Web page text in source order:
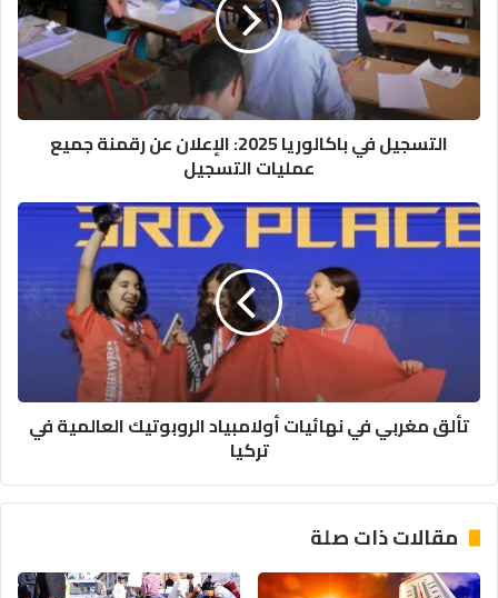
الإعلان
عن
رقمنة
جميع
عمليات
التسجيل
التسجيل في باكالوريا 2025: الإعلان عن رقمنة جميع
عمليات التسجيل
تألق
مغربي
أولامبياد
تركيا
تألق مغربي في نهائيات أولامبياد الروبوتيك العالمية في
تركيا
مقالات ذات صلة